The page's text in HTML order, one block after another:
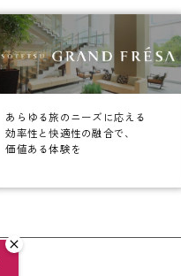
あらゆる旅のニーズに応える
効率性と快適性の融合で、
価値ある体験を